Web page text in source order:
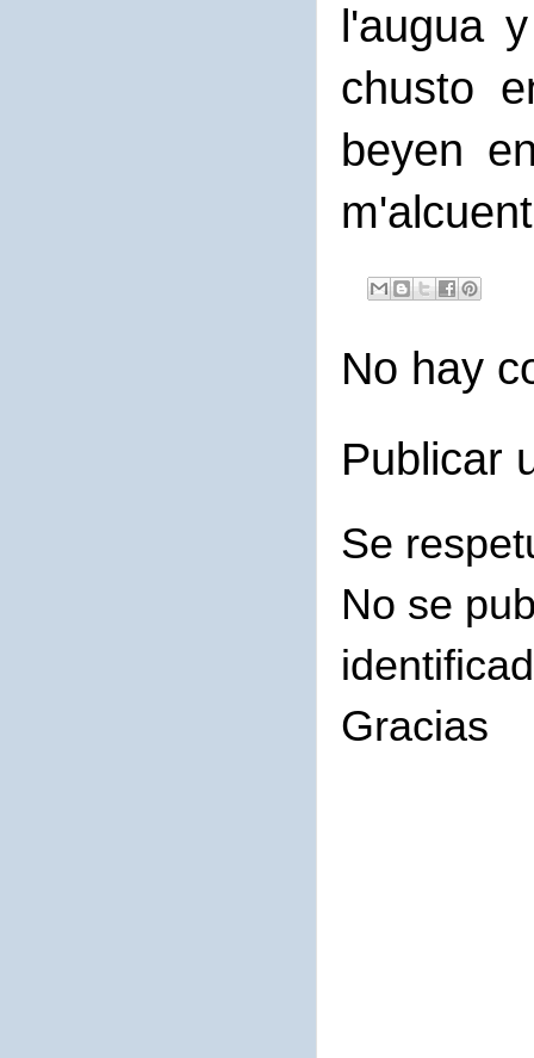
l'augua
chusto
beyen
No hay
Publicar
Se
No se
Gracias